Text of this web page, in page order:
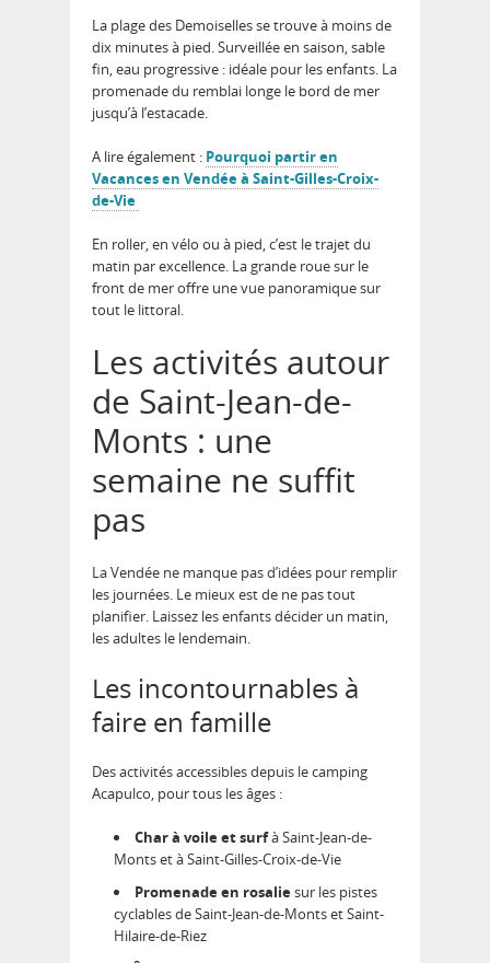
La plage des Demoiselles se trouve à moins de
dix minutes à pied. Surveillée en saison, sable
fin, eau progressive : idéale pour les enfants. La
promenade du remblai longe le bord de mer
jusqu’à l’estacade.
A lire également : Pourquoi partir en
Vacances en Vendée à Saint-Gilles-Croix-
de-Vie
En roller, en vélo ou à pied, c’est le trajet du
matin par excellence. La grande roue sur le
front de mer offre une vue panoramique sur
tout le littoral.
Les activités autour
de Saint-Jean-de-
Monts : une
semaine ne suffit
pas
La Vendée ne manque pas d’idées pour remplir
les journées. Le mieux est de ne pas tout
planifier. Laissez les enfants décider un matin,
les adultes le lendemain.
Les incontournables à
faire en famille
Des activités accessibles depuis le camping
Acapulco, pour tous les âges :
Char à voile et surfà Saint-Jean-de-
Monts et à Saint-Gilles-Croix-de-Vie
Promenade en rosaliesur les pistes
cyclables de Saint-Jean-de-Monts et Saint-
Hilaire-de-Riez